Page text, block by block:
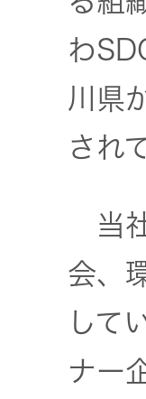
ク
オ
オ
ン
ホン
ワ
ス
レ
ー
オ
カ
ー
ト
ト
わ
川県
され
当
会、
して
ナー